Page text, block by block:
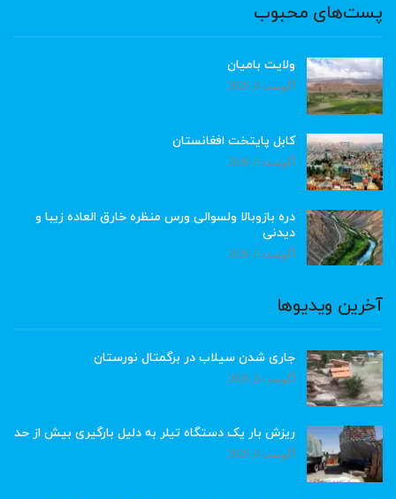
پست‌های محبوب
ولایت بامیان
آگوست 6, 2026
کابل پایتخت افغانستان
آگوست 6, 2026
دره بازوبالا ولسوالی ورس منظره خارق العاده زیبا و
دیدنی
آگوست 6, 2026
آخرین ویدیوها
جاری شدن سیلاب در برگمتال نورستان
آگوست 6, 2026
ریزش بار یک دستگاه تیلر به دلیل بارگیری بیش از حد
آگوست 6, 2026